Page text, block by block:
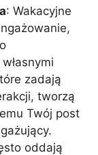
: Wakacyjne
zadają
tworzą
Twój post
oddają